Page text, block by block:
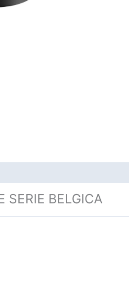
SERIE BELGICA